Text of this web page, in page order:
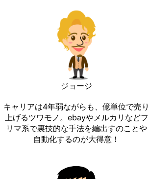
ジョージ
キャリアは4年弱ながらも、億単位で売り
上げるツワモノ。ebayやメルカリなどフ
リマ系で裏技的な手法を編出すのことや
自動化するのが大得意！